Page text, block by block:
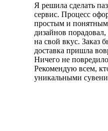
Я решила сделать
сервис. Процесс
простым и
дизайнов
на свой вкус. Заказ
доставка пришла
Ничего не
Рекомендую всем,
уникальными